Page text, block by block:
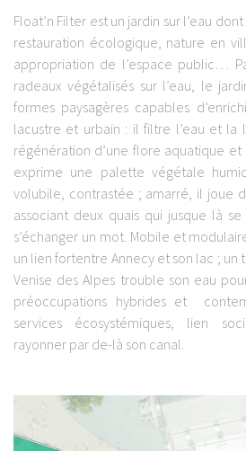
Float’n Filter est un jardin sur l’eau
restauration écologique, nature en
appropriation de l’espace public…
radeaux végétalisés sur l’eau, le
formes paysagères capables
lacustre et urbain : il filtre l’eau et la
régénération d’une flore aquatique et
exprime une palette végétale
volubile, contrastée ; amarré, il joue
associant deux quais qui jusque là
s’échanger un mot. Mobile et
un lien fortentre Annecy et son lac ; un
Venise des Alpes trouble son eau
préoccupations hybrides et
services écosystémiques, lien
rayonner par de-là son canal.